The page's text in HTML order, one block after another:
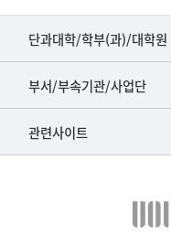
목,
록
단과대학/학부(과)/대학원
■인문대학
▷국어국문학부
▷일본어·일본학과
▷프랑스어·프랑스학과
부서/부속기관/사업단
공동기기센터
공학교육혁신센터
관련사이트
건강가정지원센터
교수협의회